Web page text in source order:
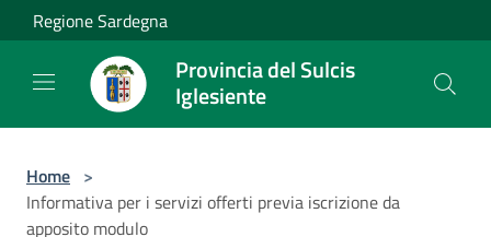
Salta al contenuto principale
Regione Sardegna
Provincia del Sulcis
Iglesiente
Home >
Informativa per i servizi offerti previa iscrizione da
apposito modulo